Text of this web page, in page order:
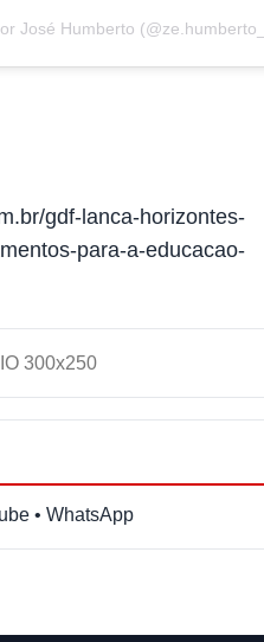
José Humberto
gdf-lanca-horizontes-
para-a-educacao-
300x250
• WhatsApp